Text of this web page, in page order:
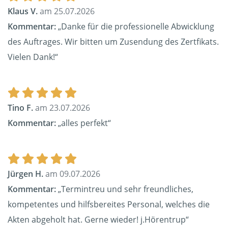
Klaus V.am 25.07.2026
Kommentar:„Danke für die professionelle Abwicklung
des Auftrages. Wir bitten um Zusendung des Zertfikats.
Vielen Dank!“
Tino F.am 23.07.2026
Kommentar:„alles perfekt“
Jürgen H.am 09.07.2026
Kommentar:„Termintreu und sehr freundliches,
kompetentes und hilfsbereites Personal, welches die
Akten abgeholt hat. Gerne wieder! j.Hörentrup“